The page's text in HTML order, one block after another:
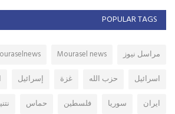
POPULAR TAGS
مراسل نيوز Mourasel news
اسرائيل
حزب الله غزة إسرائيل
ايران
سوريا فلسطين حماس